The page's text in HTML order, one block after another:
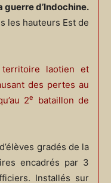
d’Indochine.
les hauteurs Est de
laotien et
des pertes au
2e
bataillon de
gradés de la
encadrés par 3
Installés sur